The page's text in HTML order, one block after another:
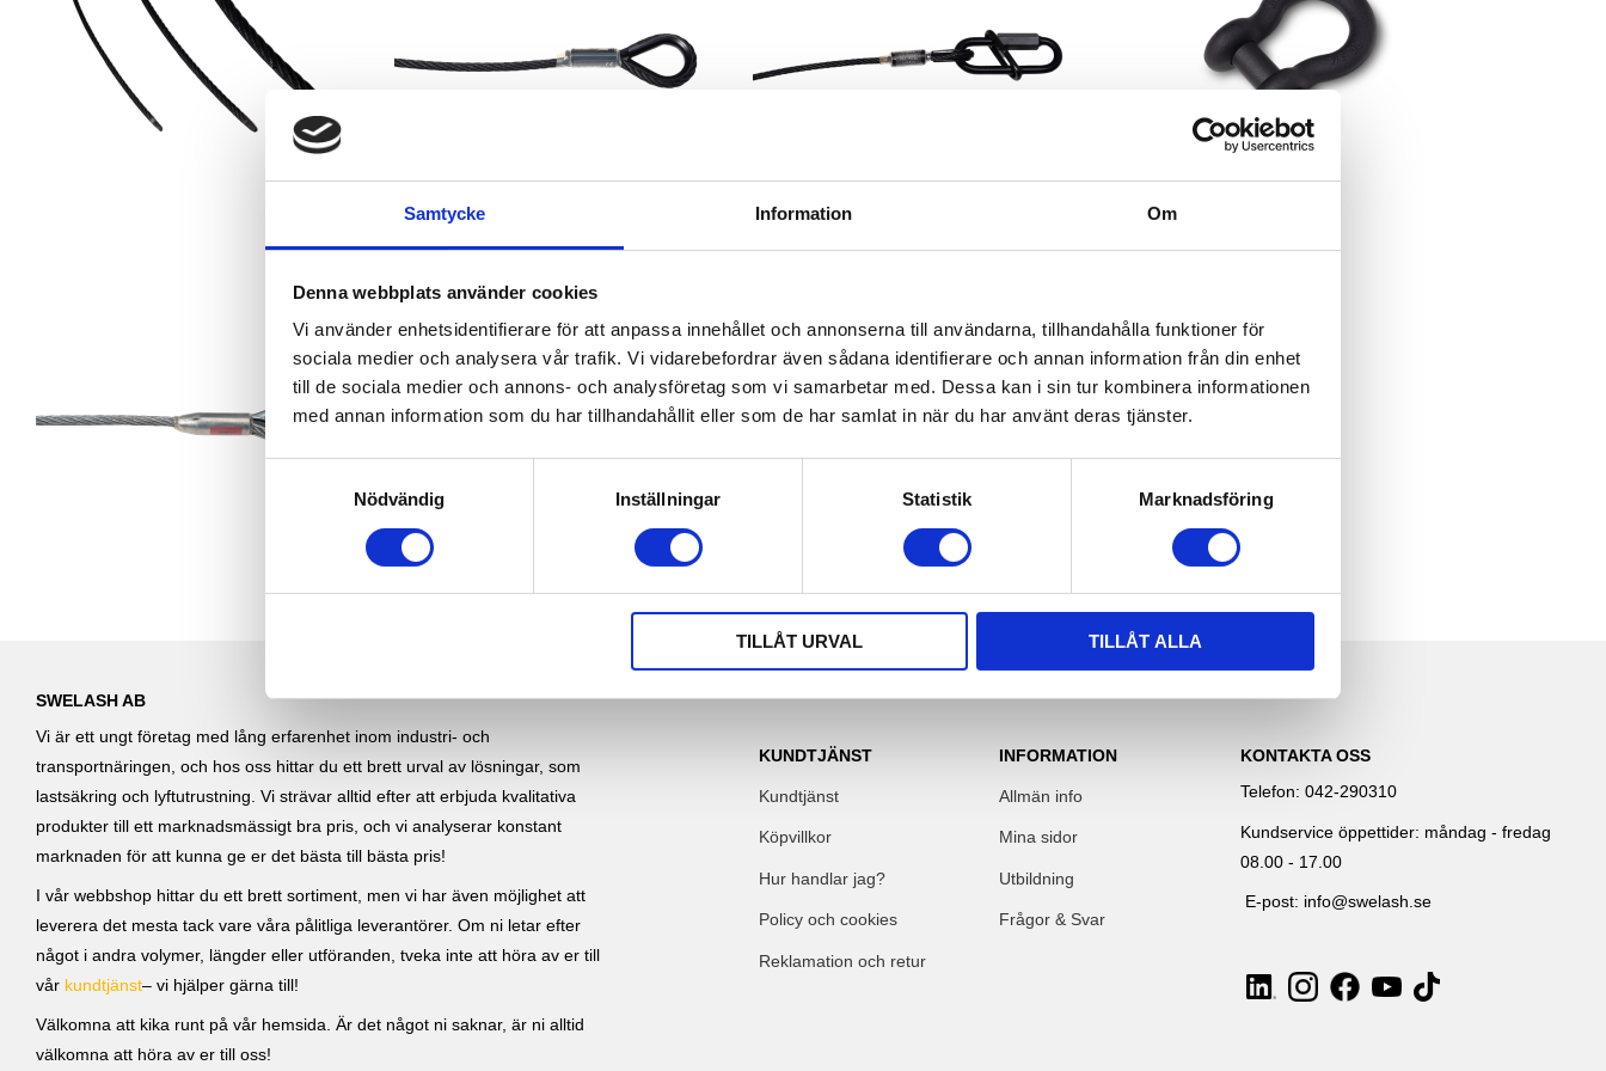
Samtycke Information Om
Denna webbplats använder cookies
Vi använder enhetsidentifierare för att anpassa innehållet och annonserna till användarna, tillhandahålla funktioner för
sociala medier och analysera vår trafik. Vi vidarebefordrar även sådana identifierare och annan information från din enhet
till de sociala medier och annons- och analysföretag som vi samarbetar med. Dessa kan i sin tur kombinera informationen
med annan information som du har tillhandahållit eller som de har samlat in när du har använt deras tjänster.
s
v
Nödvändig Inställningar Statistik Marknadsföring
TILLÅT URVAL TILLÅT ALLA
SWELASH AB
Vi är ett ungt företag med lång erfarenhet inom industri- och
transportnäringen, och hos oss hittar du ett brett urval av lösningar, som
lastsäkring och lyftutrustning. Vi strävar alltid efter att erbjuda kvalitativa
produkter till ett marknadsmässigt bra pris, och vi analyserar konstant
marknaden för att kunna ge er det bästa till bästa pris!
I vår webbshop hittar du ett brett sortiment, men vi har även möjlighet att
leverera det mesta tack vare våra pålitliga leverantörer. Om ni letar efter
något i andra volymer, längder eller utföranden, tveka inte att höra av er till
vår kundtjänst– vi hjälper gärna till!
Välkomna att kika runt på vår hemsida. Är det något ni saknar, är ni alltid
välkomna att höra av er till oss!
KUNDTJÄNST
Kundtjänst
Köpvillkor
Hur handlar jag?
Policy och cookies
Reklamation och retur
INFORMATION
Allmän info
Mina sidor
Utbildning
Frågor & Svar
KONTAKTA OSS
Telefon: 042-290310
Kundservice öppettider: måndag - fredag
08.00 - 17.00
E-post: info@swelash.se